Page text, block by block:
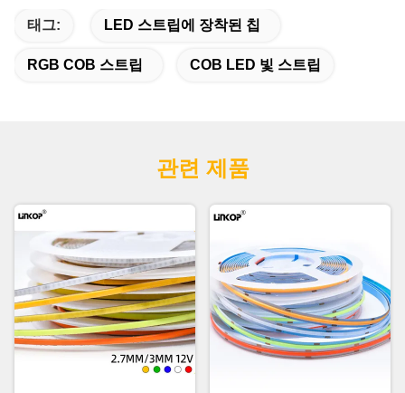
태그: LED 스트립에 장착된 칩
RGB COB 스트립 COB LED 빛 스트립
관련 제품